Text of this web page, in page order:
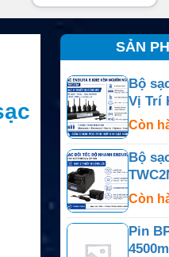
SẢN
Bộ
Vị Trí
Còn
Bộ
Cho
Còn
Pin